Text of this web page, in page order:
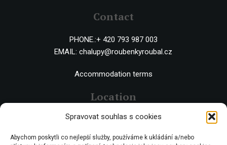
Spravovat souhlas s cookies
Abychom poskytli co nejlepší služby, používáme k ukládání a/nebo
Contact
PHONE.:+ 420 793 987 003
EMAIL:chalupy@roubenkyroubal.cz
Accommodation terms
Location
Černý Důl 543 44
IČO 67446281